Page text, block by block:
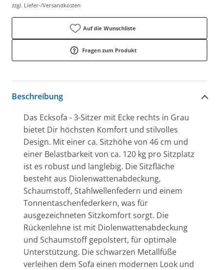
zzgl. Liefer-/Versandkosten
Auf die Wunschliste
Fragen zum Produkt
Beschreibung
Das Ecksofa - 3-Sitzer mit Ecke rechts in Grau
bietet Dir höchsten Komfort und stilvolles
Design. Mit einer ca. Sitzhöhe von 46 cm und
einer Belastbarkeit von ca. 120 kg pro Sitzplatz
ist es robust und langlebig. Die Sitzfläche
besteht aus Diolenwattenabdeckung,
Schaumstoff, Stahlwellenfedern und einem
Tonnentaschenfederkern, was für
ausgezeichneten Sitzkomfort sorgt. Die
Rückenlehne ist mit Diolenwattenabdeckung
und Schaumstoff gepolstert, für optimale
Unterstützung. Die schwarzen Metallfüße
verleihen dem Sofa einen modernen Look und